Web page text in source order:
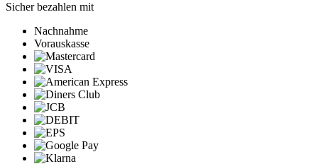
Sicher bezahlen mit
Nachnahme
Vorauskasse